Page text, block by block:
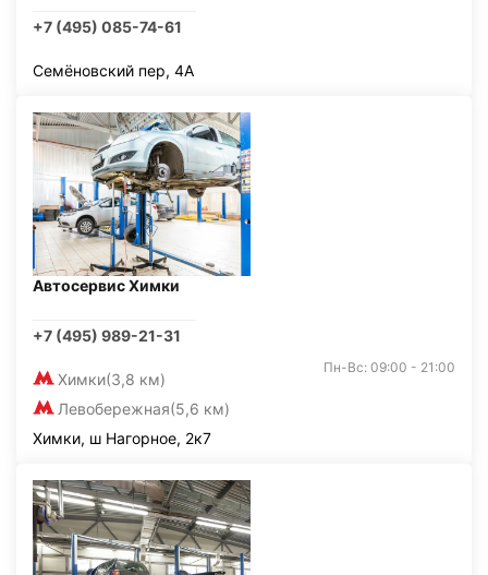
+7 (495) 085-74-61
Семёновский пер, 4А
Автосервис Химки
+7 (495) 989-21-31
Химки(3,8 км)
Левобережная(5,6 км)
Пн-Вс: 09:00 - 21:00
Химки, ш Нагорное, 2к7